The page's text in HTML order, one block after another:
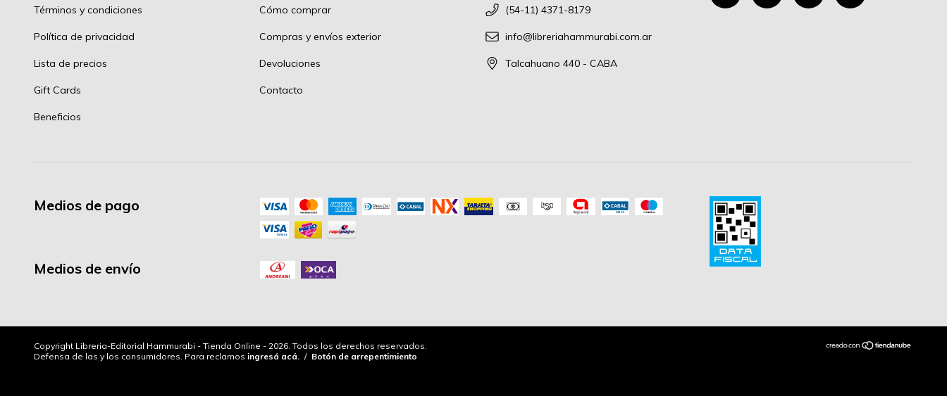
Términos y condiciones
Política de privacidad
Lista de precios
Gift Cards
Beneficios
Cómo comprar
Compras y envíos exterior
Devoluciones
Contacto
(54-11) 4371-8179
info@libreriahammurabi.com.ar
Talcahuano 440 - CABA
Medios de pago
Medios de envío
Copyright Libreria-Editorial Hammurabi - Tienda Online - 2026. Todos los derechos reservados.
Defensa de las y los consumidores. Para reclamos ingresá acá. / Botón de arrepentimiento